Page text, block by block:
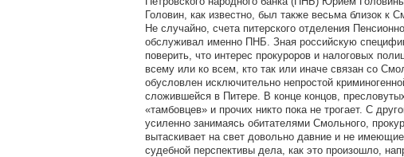
Головин, как известно, был также весьма близок к
Не случайно, счета питерского отделения
обслуживал именно ПНБ. Зная российскую
поверить, что интерес прокуроров и налоговых
всему или ко всем, кто так или иначе связан со
обусловлен исключительно непростой
сложившейся в Питере. В конце концов,
«тамбовцев» и прочих никто пока не трогает. С
усиленно занимаясь обитателями Смольного,
вытаскивает на свет довольно давние и не
судебной перспективы дела, как это произошло,